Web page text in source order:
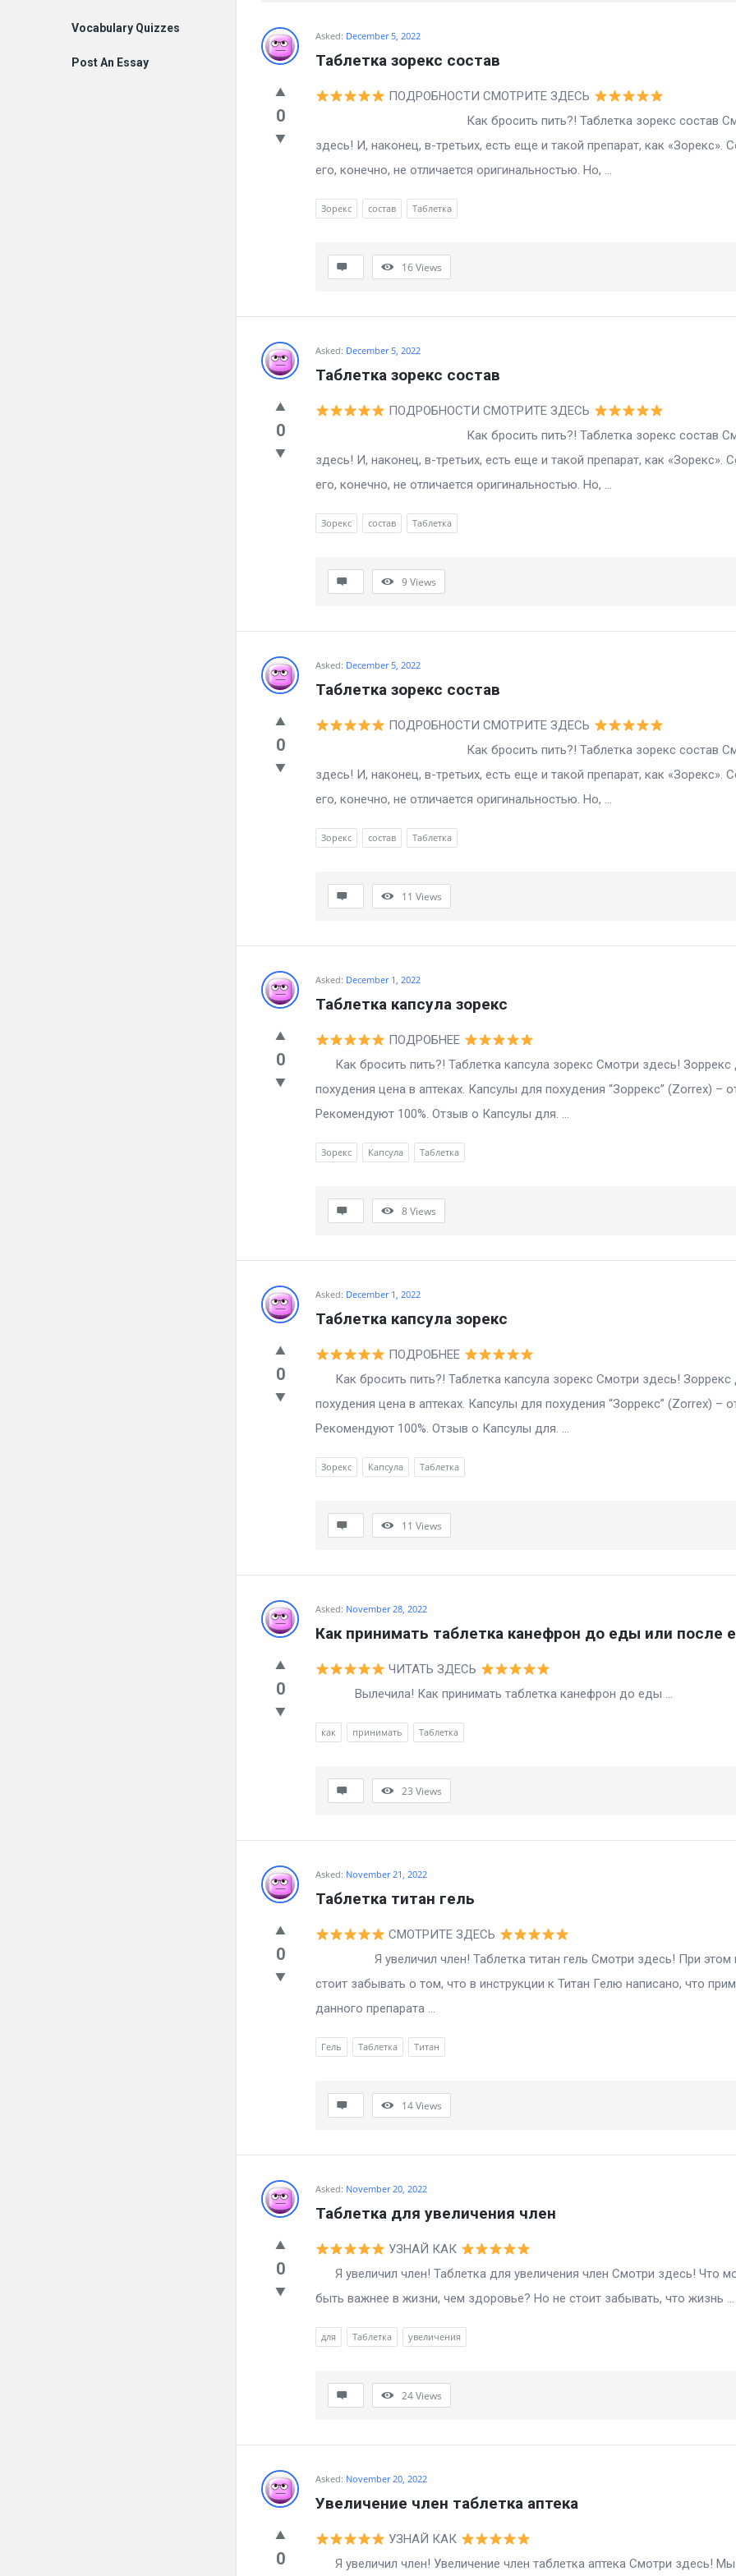
Billion
Latest
Questions
Asked: December 5, 2022
Таблетка зорекс состав
0
ПОДРОБНОСТИ СМОТРИТЕ ЗДЕСЬ
Как бросить пить?! Таблетка зорекс состав
здесь! И, наконец, в-третьих, есть еще и такой препарат, как «Зорекс».
его, конечно, не отличается оригинальностью. Но, ...
Зорекс состав Таблетка
16Views
Asked: December 5, 2022
Таблетка зорекс состав
0
ПОДРОБНОСТИ СМОТРИТЕ ЗДЕСЬ
Как бросить пить?! Таблетка зорекс состав
здесь! И, наконец, в-третьих, есть еще и такой препарат, как «Зорекс».
его, конечно, не отличается оригинальностью. Но, ...
Зорекс состав Таблетка
9Views
Asked: December 5, 2022
Таблетка зорекс состав
0
ПОДРОБНОСТИ СМОТРИТЕ ЗДЕСЬ
Как бросить пить?! Таблетка зорекс состав
здесь! И, наконец, в-третьих, есть еще и такой препарат, как «Зорекс».
его, конечно, не отличается оригинальностью. Но, ...
Зорекс состав Таблетка
11 Views
Asked: December 1, 2022
Таблетка капсула зорекс
0
ПОДРОБНЕЕ
Как бросить пить?! Таблетка капсула зорекс Смотри здесь! Зоррекс
похудения цена в аптеках. Капсулы для похудения “Зоррекс” (Zorrex) –
Рекомендуют 100%. Отзыв о Капсулы для. ...
Зорекс Капсула Таблетка
8Views
Asked: December 1, 2022
Таблетка капсула зорекс
0
ПОДРОБНЕЕ
Как бросить пить?! Таблетка капсула зорекс Смотри здесь! Зоррекс
похудения цена в аптеках. Капсулы для похудения “Зоррекс” (Zorrex) –
Рекомендуют 100%. Отзыв о Капсулы для. ...
Зорекс Капсула Таблетка
11 Views
Asked: November 28, 2022
Как принимать таблетка канефрон до еды или после
0
ЧИТАТЬ ЗДЕСЬ
Вылечила! Как принимать таблетка канефрон до еды ...
как принимать Таблетка
23 Views
Asked: November 21, 2022
Таблетка титан гель
0
СМОТРИТЕ ЗДЕСЬ
Я увеличил член! Таблетка титан гель Смотри здесь! При этом
стоит забывать о том, что в инструкции к Титан Гелю написано, что
данного препарата ...
Гель Таблетка Титан
14Views
Asked: November 20, 2022
Таблетка для увеличения член
0
УЗНАЙ КАК
Я увеличил член! Таблетка для увеличения член Смотри здесь! Что
быть важнее в жизни, чем здоровье? Но не стоит забывать, что жизнь ...
для Таблетка увеличения
24Views
Asked: November 20, 2022
Увеличение член таблетка аптека
0
УЗНАЙ КАК
Я увеличил член! Увеличение член таблетка аптека Смотри здесь! Мы
Vocabulary Quizzes
Post An Essay